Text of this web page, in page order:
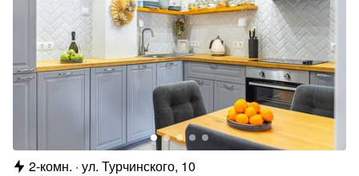
2-комн. ул. Турчинского, 10